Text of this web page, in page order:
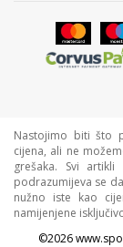
Nastojimo biti što
cijena, ali ne
grešaka. Svi
podrazumijeva se
nužno iste kao
namijenjene
©2026